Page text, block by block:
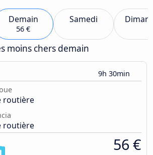
Demain
56 €
Samedi
moins chers demain
9h 30min
routière
routière
56 €